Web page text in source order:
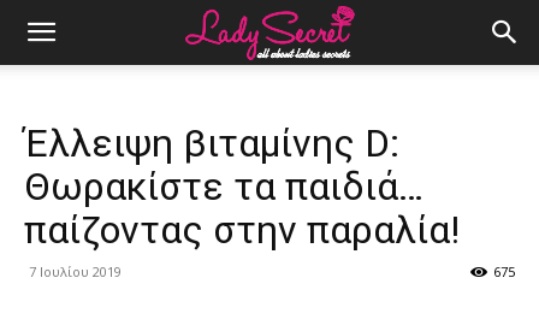
Έλλειψη βιταμίνης D:
Θωρακίστε τα παιδιά…
παίζοντας στην παραλία!
7 Ιουλίου 2019 675